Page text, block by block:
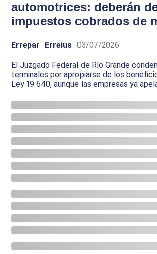
automotrices: deberán
impuestos cobrados de
Errepar Erreius 03/07/2026
El Juzgado Federal de Río Grande
terminales por apropiarse de los
Ley 19.640, aunque las empresas ya